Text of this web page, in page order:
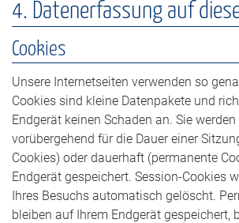
4. Datenerfassung auf
Cookies
Unsere Internetseiten verwenden so
Cookies sind kleine Datenpakete und
Endgerät keinen Schaden an. Sie
vorübergehend für die Dauer einer
Cookies) oder dauerhaft (permanente
Endgerät gespeichert. Session-Cookies
Ihres Besuchs automatisch gelöscht.
bleiben auf Ihrem Endgerät gespeichert,